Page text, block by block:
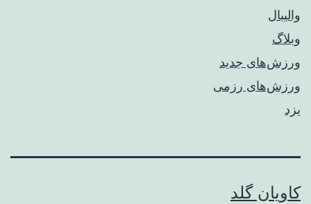
والیبال
وبلاگ
ورزش‌های جدید
ورزش‌های رزمی
یزد
کاویان گلد